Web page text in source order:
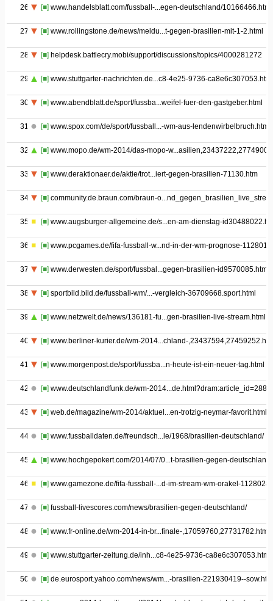
26 [■] www.handelsblatt.com/fussball-...egen-deutschland/10166466.html
27 [■] www.rollingstone.de/news/meldu...t-gegen-brasilien-mit-1-2.html
28 [■] helpdesk.battlecry.mobi/support/discussions/topics/4000281272
29 [■] www.stuttgarter-nachrichten.de...c8-4e25-9736-ca8e6c307053.html
30 [■] www.abendblatt.de/sport/fussba...weifel-fuer-den-gastgeber.html
31 [■] www.spox.com/de/sport/fussball...-wm-aus-lendenwirbelbruch.html
32 [■] www.mopo.de/wm-2014/das-mopo-
33 [■] www.deraktionaer.de/aktie/trot...iert-gegen-brasilien-71130.htm
34 [■] community.de.braun.com/braun-
35 [■] www.augsburger-allgemeine.de/s...en-am-dienstag-
36 [■] www.pcgames.de/fifa-fussball-w...nd-in-der-wm-prognose-1128017/
37 [■] www.derwesten.de/sport/fussbal...gegen-brasilien-id9570085.html
38 [■] sportbild.bild.de/fussball-wm/...-vergleich-36709668.sport.html
39 [■] www.netzwelt.de/news/136181-fu...gen-brasilien-live-stream.html
40 [■] www.berliner-kurier.de/wm-2014...chland-
41 [■] www.morgenpost.de/sport/fussba...n-heute-ist-ein-neuer-tag.html
42 [■] www.deutschlandfunk.de/wm-
43 [■] web.de/magazine/wm-2014/aktuel...en-trotzig-neymar-favorit.html
44 [■] www.fussballdaten.de/freundsch...le/1968/brasilien-deutschland/
45 [■] www.hochgepokert.com/2014/07/0...t-brasilien-gegen-deutschland/
46 [■] www.gamezone.de/fifa-fussball-...d-im-stream-wm-orakel-1128028/
47 [■] fussball-livescores.com/news/brasilien-gegen-deutschland/
48 [■] www.fr-online.de/wm-2014-in-br...finale-,17059760,27731782.html
49 [■] www.stuttgarter-zeitung.de/inh...c8-4e25-9736-ca8e6c307053.html
50 [■] de.eurosport.yahoo.com/news/wm...-brasilien-221930419--